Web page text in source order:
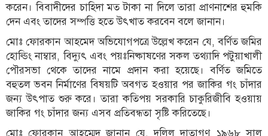
করেন। বিবাদীদের চাহিদা মত টাকা না দিলে তারা প্রাণনাশের হুমকি
দেন এবং তাদের সম্পত্তি হতে উৎখাত করবেন বলে জানান।
মোঃ ফোরকান আহমেদ অভিযোগপত্রে উল্লেখ করেন যে, বর্ণিত জমির
হোল্ডিং নাম্বার, বিদ্যুৎ এবং পয়ঃনিষ্কাষণের সকল তথ্যাদি পটুয়াখালী
পৌরসভা থেকে তাদের নামে প্রদান করা হয়েছে। বর্ণিত জমিতে
বহুতল ভবন নির্মাণের বিষয়টি অবগত হওয়ার পর জাকির গং চাঁদার
জন্য উৎপাত শুরু করে। তারা কতিপয় সরকারি চাকুরিজীবি হওয়ায়
জাকির গং চাঁদার জন্য এসব প্রতিবন্ধতা সৃষ্টি করিতেছে।
মোঃ ফোরকান আহম্মেদ জানান যে, দলিল দাতাগণ ১৯৬৮ সাল